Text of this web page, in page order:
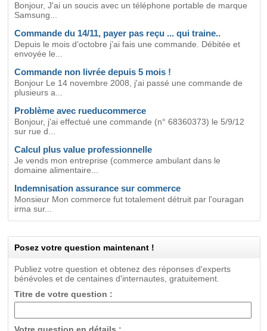
Bonjour, J'ai un soucis avec un téléphone portable de marque
Samsung...
Commande du 14/11, payer pas reçu ... qui traine..
Depuis le mois d’octobre j’ai fais une commande. Débitée et
envoyée le...
Commande non livrée depuis 5 mois !
Bonjour Le 14 novembre 2008, j'ai passé une commande de
plusieurs a...
Problème avec rueducommerce
Bonjour, j'ai effectué une commande (n° 68360373) le 5/9/12
sur rue d...
Calcul plus value professionnelle
Je vends mon entreprise (commerce ambulant dans le
domaine alimentaire...
Indemnisation assurance sur commerce
Monsieur Mon commerce fut totalement détruit par l'ouragan
irma sur...
Posez votre question maintenant !
Publiez votre question et obtenez des réponses d'experts
bénévoles et de centaines d'internautes, gratuitement.
Titre de votre question :